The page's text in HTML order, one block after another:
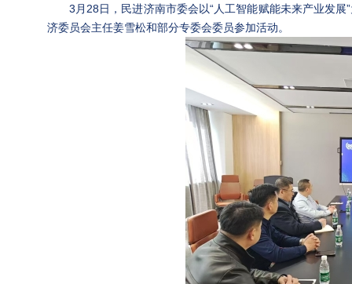
3月28日，民进济南市委会以“人工智能赋能未来产业发
济委员会主任姜雪松和部分专委会委员参加活动。